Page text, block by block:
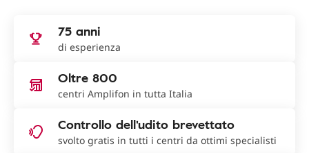
75 anni
di esperienza
Oltre 800
centri Amplifon in tutta Italia
Controllo dell'udito brevettato
svolto gratis in tutti i centri da ottimi specialisti